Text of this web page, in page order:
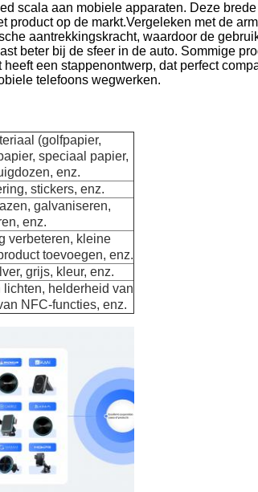
scala aan mobiele apparaten. Deze
op de markt.Vergeleken met de
aantrekkingskracht, waardoor de
beter bij de sfeer in de auto. Sommige
een stappenontwerp, dat perfect
telefoons wegwerken.
(golfpapier,
speciaal papier,
enz.
stickers, enz.
galvaniseren,
enz.
verbeteren, kleine
toevoegen, enz.
grijs, kleur, enz.
helderheid van
NFC-functies, enz.